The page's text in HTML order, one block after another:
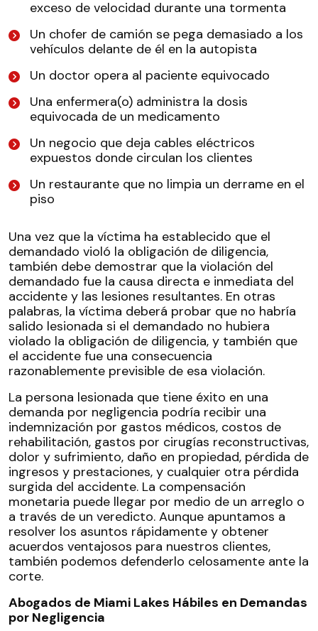
exceso de velocidad durante una tormenta
Un chofer de camión se pega demasiado a los
vehículos delante de él en la autopista
Un doctor opera al paciente equivocado
Una enfermera(o) administra la dosis
equivocada de un medicamento
Un negocio que deja cables eléctricos
expuestos donde circulan los clientes
Un restaurante que no limpia un derrame en el
piso
Una vez que la víctima ha establecido que el
demandado violó la obligación de diligencia,
también debe demostrar que la violación del
demandado fue la causa directa e inmediata del
accidente y las lesiones resultantes. En otras
palabras, la víctima deberá probar que no habría
salido lesionada si el demandado no hubiera
violado la obligación de diligencia, y también que
el accidente fue una consecuencia
razonablemente previsible de esa violación.
La persona lesionada que tiene éxito en una
demanda por negligencia podría recibir una
indemnización por gastos médicos, costos de
rehabilitación, gastos por cirugías reconstructivas,
dolor y sufrimiento, daño en propiedad, pérdida de
ingresos y prestaciones, y cualquier otra pérdida
surgida del accidente. La compensación
monetaria puede llegar por medio de un arreglo o
a través de un veredicto. Aunque apuntamos a
resolver los asuntos rápidamente y obtener
acuerdos ventajosos para nuestros clientes,
también podemos defenderlo celosamente ante la
corte.
Abogados de Miami Lakes Hábiles en Demandas
por Negligencia